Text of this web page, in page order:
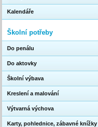
Kalendáře
Školní potřeby
Do penálu
Do aktovky
Školní výbava
Kreslení a malování
Výtvarná výchova
Karty, pohlednice, zábavné knížky